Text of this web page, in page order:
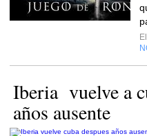
Iberia vuelve a
años ausente